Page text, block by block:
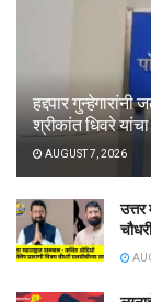
हद्दपार
श्रीकांत धिवरे यांचा
AUGUST 7, 2026